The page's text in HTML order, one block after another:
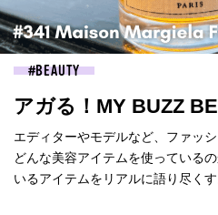
BEAUTY
アガる！MY BUZZ
エディターやモデルなど、ファッ
どんな美容アイテムを使っている
いるアイテムをリアルに語り尽く